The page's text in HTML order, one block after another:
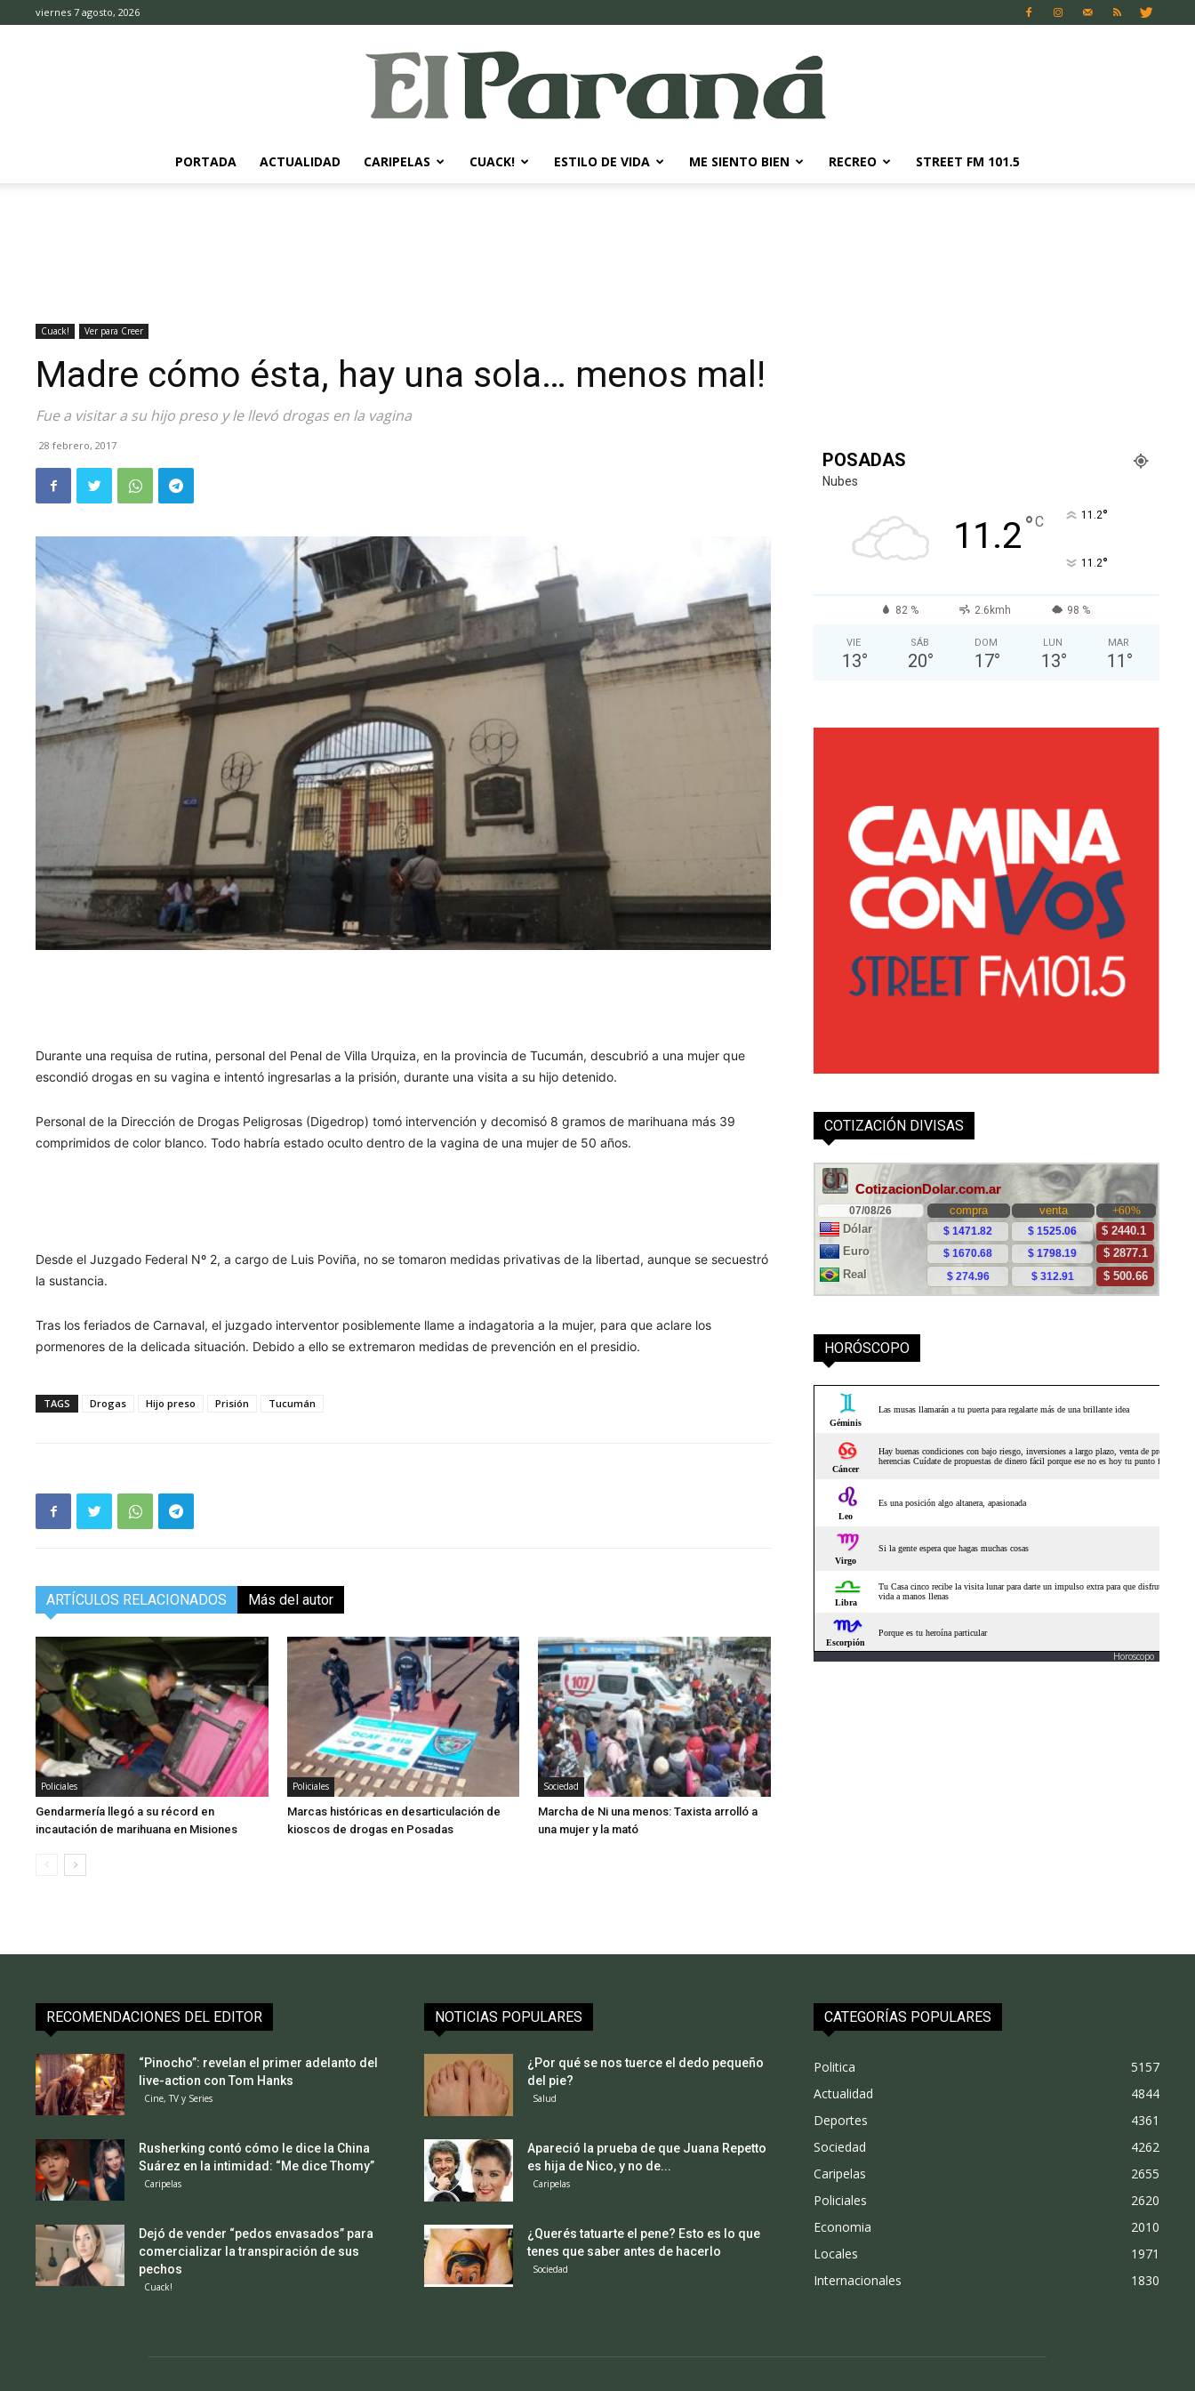
viernes 7 agosto, 2026
PORTADA ACTUALIDAD CARIPELAS CUACK! ESTILO DE VIDA ME SIENTO BIEN RECREO STREET FM 101.5
Cuack! Ver para Creer
Madre cómo ésta, hay una sola… menos mal!
Fue a visitar a su hijo preso y le llevó drogas en la vagina
28 febrero, 2017
Durante una requisa de rutina, personal del Penal de Villa Urquiza, en la provincia de Tucumán, descubrió a una mujer que
escondió drogas en su vagina e intentó ingresarlas a la prisión, durante una visita a su hijo detenido.
Personal de la Dirección de Drogas Peligrosas (Digedrop) tomó intervención y decomisó 8 gramos de marihuana más 39
comprimidos de color blanco. Todo habría estado oculto dentro de la vagina de una mujer de 50 años.
Desde el Juzgado Federal Nº 2, a cargo de Luis Poviña, no se tomaron medidas privativas de la libertad, aunque se secuestró
la sustancia.
Tras los feriados de Carnaval, el juzgado interventor posiblemente llame a indagatoria a la mujer, para que aclare los
pormenores de la delicada situación. Debido a ello se extremaron medidas de prevención en el presidio.
TAGS Drogas Hijo preso Prisión Tucumán
ARTÍCULOS RELACIONADOS Más del autor
Policiales
Gendarmería llegó a su récord en
incautación de marihuana en Misiones
Policiales
Marcas históricas en desarticulación de
kioscos de drogas en Posadas
Sociedad
Marcha de Ni una menos: Taxista arrolló a
una mujer y la mató
POSADAS
Nubes
11.2°C 11.2°
11.2°
82 % 2.6kmh 98 %
VIE
13°
SÁB
20°
DOM
17°
LUN
13°
MAR
11 °
COTIZACIÓN DIVISAS
HORÓSCOPO
Horoscopo
RECOMENDACIONES DEL EDITOR
“Pinocho”: revelan el primer adelanto del
live-action con Tom Hanks
Cine, TV y Series
Rusherking contó cómo le dice la China
Suárez en la intimidad: “Me dice Thomy”
Caripelas
Dejó de vender “pedos envasados” para
comercializar la transpiración de sus
pechos
Cuack!
NOTICIAS POPULARES
¿Por qué se nos tuerce el dedo pequeño
del pie?
Salud
Apareció la prueba de que Juana Repetto
es hija de Nico, y no de...
Caripelas
¿Querés tatuarte el pene? Esto es lo que
tenes que saber antes de hacerlo
Sociedad
CATEGORÍAS POPULARES
Politica
5157
Actualidad
4844
Deportes
4361
Sociedad
4262
Caripelas
2655
Policiales
2620
Economia
2010
Locales
1971
Internacionales
1830